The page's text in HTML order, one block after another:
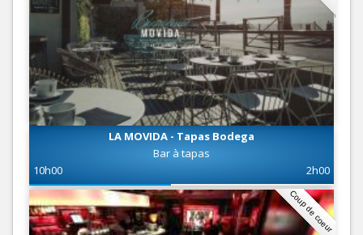
LA MOVIDA - Tapas Bodega
Bar à tapas
10h00
2h00
Coup de coeur